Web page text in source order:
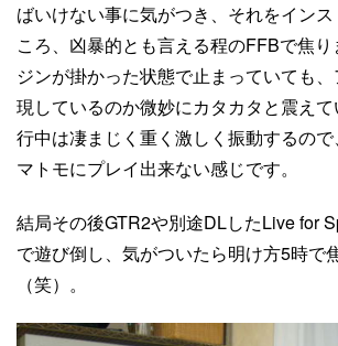
ばいけない事に気がつき、それをイン
ころ、凶暴的とも言える程のFFBで焦
ジンが掛かった状態で止まっていても
現しているのか微妙にカタカタと震え
行中は凄まじく重く激しく振動するの
マトモにプレイ出来ない感じです。
結局その後GTR2や別途DLしたLive for
で遊び倒し、気がついたら明け方5時で
（笑）。